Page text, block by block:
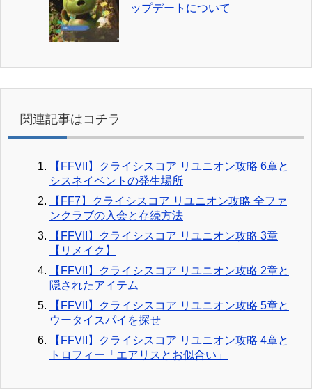
ップデートについて
関連記事はコチラ
【FFVII】クライシスコア リユニオン攻略 6章と
シスネイベントの発生場所
【FF7】クライシスコア リユニオン攻略 全ファ
ンクラブの入会と存続方法
【FFVII】クライシスコア リユニオン攻略 3章
【リメイク】
【FFVII】クライシスコア リユニオン攻略 2章と
隠されたアイテム
【FFVII】クライシスコア リユニオン攻略 5章と
ウータイスパイを探せ
【FFVII】クライシスコア リユニオン攻略 4章と
トロフィー「エアリスとお似合い」